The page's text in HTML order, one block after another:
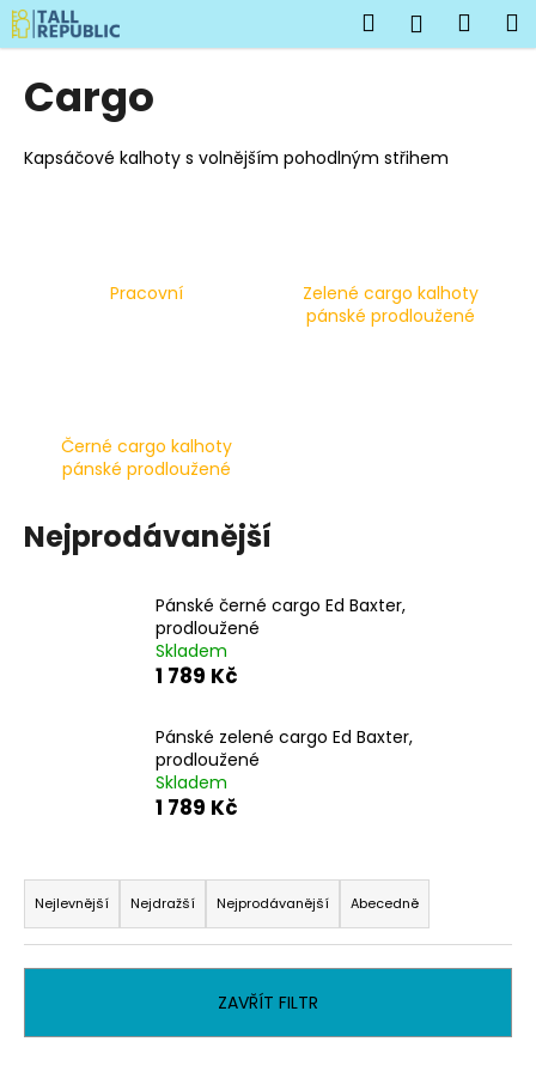
Přejít
na
obsah
Hledat
Cargo
Kapsáčové kalhoty s volnějším pohodlným střihem
Pracovní
Zelené cargo kalhoty
pánské prodloužené
Černé cargo kalhoty
pánské prodloužené
Nejprodávanější
Pánské černé cargo Ed Baxter,
prodloužené
Skladem
1 789 Kč
Pánské zelené cargo Ed Baxter,
prodloužené
Skladem
1 789 Kč
Ř
a
z
e
í
Nejlevnější Nejdražší Nejprodávanější Abecedně
ZAVŘÍT FILTR
K
o
o
n
HLEDAT
D
o
p